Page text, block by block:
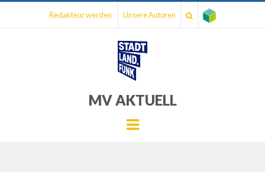
Redakteur werden Unsere Autoren
MV AKTUELL
Menu